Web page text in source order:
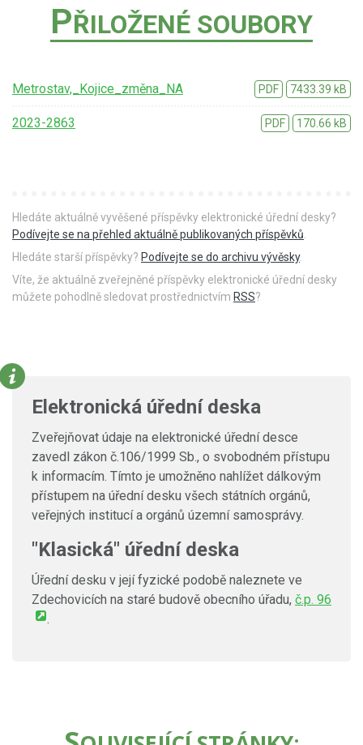
PŘILOŽENÉ SOUBORY
Metrostav,_Kojice_změna_NA PDF 7433.39 kB
2023-2863 PDF 170.66 kB
Hledáte aktuálně vyvěšené příspěvky elektronické úřední desky?
Podívejte se na přehled aktuálně publikovaných příspěvků
Hledáte starší příspěvky? Podívejte se do archivu vývěsky.
Víte, že aktuálně zveřejněné příspěvky elektronické úřední desky
můžete pohodlně sledovat prostřednictvím RSS?
Elektronická úřední deska
Zveřejňovat údaje na elektronické úřední desce
zavedl zákon č.106/1999 Sb., o svobodném přístupu
k informacím. Tímto je umožněno nahlížet dálkovým
přístupem na úřední desku všech státních orgánů,
veřejných institucí a orgánů územní samosprávy.
"Klasická" úřední deska
Úřední desku v její fyzické podobě naleznete ve
Zdechovicích na staré budově obecního úřadu, č.p. 96
.